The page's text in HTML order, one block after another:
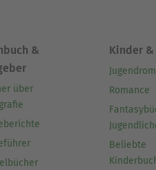
&
über
Kinder &
Romance
Beliebte